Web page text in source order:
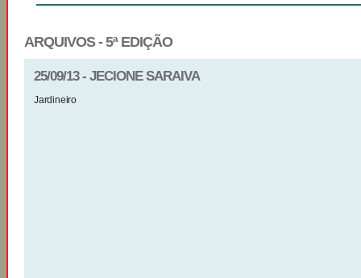
ARQUIVOS - 5ª EDIÇÃO
25/09/13 - JECIONE SARAIVA
Jardineiro